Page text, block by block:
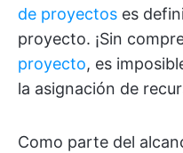
de proyectos es
proyecto. ¡Sin
proyecto, es
la asignación de
Como parte del